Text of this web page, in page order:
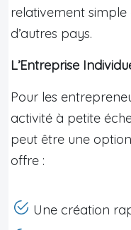
relativement
d’autres pays.
L’Entreprise
Pour les
activité à petite
peut être une
offre :
Une création